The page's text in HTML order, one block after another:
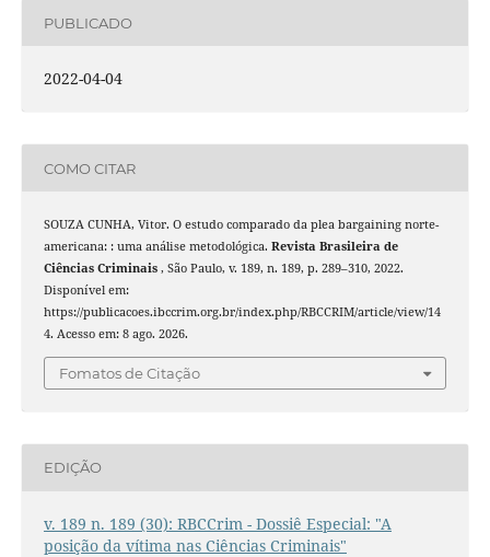
PUBLICADO
2022-04-04
COMO CITAR
SOUZA CUNHA, Vitor. O estudo comparado da plea bargaining norte-
americana: : uma análise metodológica. Revista Brasileira de
Ciências Criminais , São Paulo, v. 189, n. 189, p. 289–310, 2022.
Disponível em:
https://publicacoes.ibccrim.org.br/index.php/RBCCRIM/article/view/14
4. Acesso em: 8 ago. 2026.
Fomatos de Citação
EDIÇÃO
v. 189 n. 189 (30): RBCCrim - Dossiê Especial: "A
posição da vítima nas Ciências Criminais"